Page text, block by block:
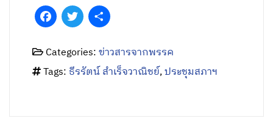
FacebookTwitter
Categories:ข่าวสารจากพรรค
Tags: ธีรรัตน์ สำเร็จวาณิชย์,ประชุมสภาฯ